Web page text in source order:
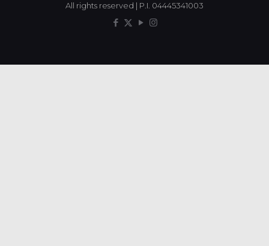
All rights reserved | P.I. 04445341003